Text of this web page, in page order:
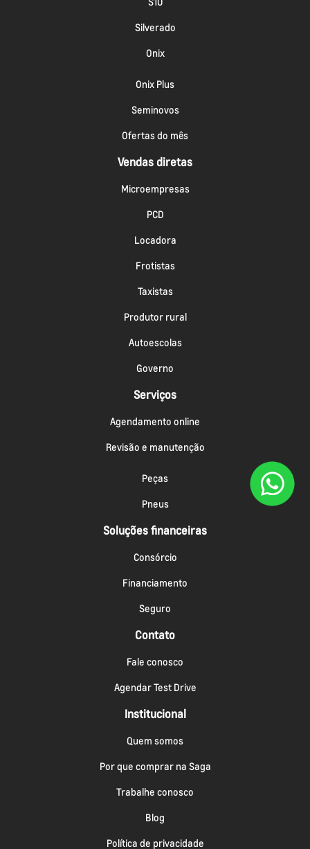
Silverado
Onix
Onix Plus
Seminovos
Ofertas do mês
Vendas diretas
Microempresas
PCD
Locadora
Frotistas
Taxistas
Produtor rural
Autoescolas
Governo
Serviços
Agendamento online
Revisão e manutenção
Peças
Pneus
Soluções financeiras
Consórcio
Financiamento
Seguro
Contato
Fale conosco
Agendar Test Drive
Institucional
Quem somos
Por que comprar na Saga
Trabalhe conosco
Blog
Política de privacidade